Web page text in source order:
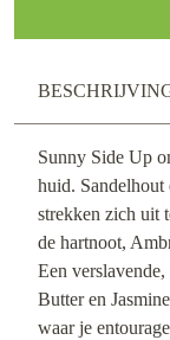
Sunny Side Up
huid. Sandelhout
strekken zich uit
de hartnoot,
Een
Butter en
waar je